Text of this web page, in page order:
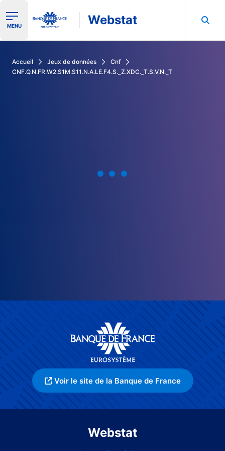
Ouvrir le menu de navigation
MENU Webstat
Accueil Jeux de données
Cnf
CNF.Q.N.FR.W2.S1M.S11.N.A.LE.F4.S._Z.XDC._T.S.V.N._T
Voir le site de la Banque de France
Webstat